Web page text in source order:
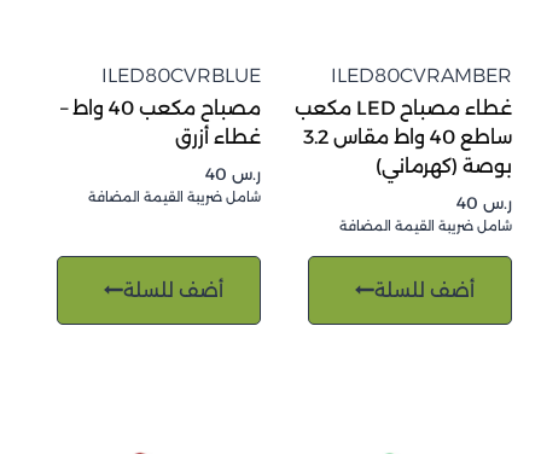
ILED80CVRAMBER
غطاء مصباح LED مكعب
ساطع 40 واط مقاس 3.2
بوصة (كهرماني)
ر.س
شامل ضريبة القيمة المضافة
أضف للسلة
ILED80CVRBLUE
مصباح مكعب 40 واط –
غطاء أزرق
ر.س
شامل ضريبة القيمة المضافة
أضف للسلة